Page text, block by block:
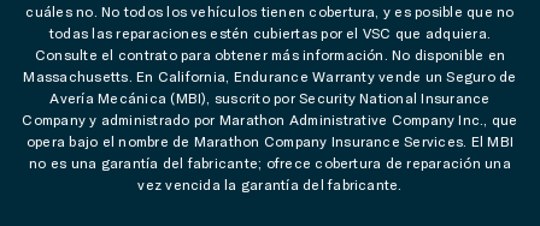
cuáles no. No todos los vehículos tienen cobertura, y es posible que no
todas las reparaciones estén cubiertas por el VSC que adquiera.
Consulte el contrato para obtener más información. No disponible en
Massachusetts. En California, Endurance Warranty vende un Seguro de
Avería Mecánica (MBI), suscrito por Security National Insurance
Company y administrado por Marathon Administrative Company Inc., que
opera bajo el nombre de Marathon Company Insurance Services. El MBI
no es una garantía del fabricante; ofrece cobertura de reparación una
vez vencida la garantía del fabricante.